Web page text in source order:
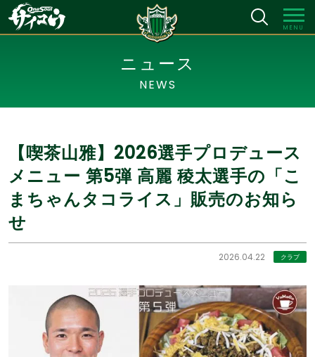
MENU
ニュース
NEWS
【喫茶山雅】2026選手プロデュース
メニュー 第5弾 高麗 稜太選手の「こ
まちゃんタコライス」販売のお知ら
せ
2026.04.22 クラブ